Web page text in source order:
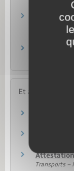
Quelle
lunettes…) ?
Quels
permis de
Et aussi
Permis
Transports –
Transports –